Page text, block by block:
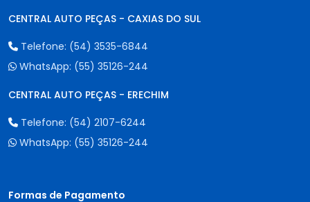
CENTRAL AUTO PEÇAS - CAXIAS DO SUL
Telefone: (54) 3535-6844
WhatsApp: (55) 35126-244
CENTRAL AUTO PEÇAS - ERECHIM
Telefone: (54) 2107-6244
WhatsApp: (55) 35126-244
Formas de Pagamento